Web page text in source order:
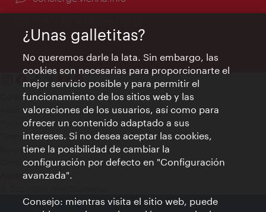
Contacto
Aviso legal
Política de privacidad de datos
Terms of Use
Accesibilidad
Contacto para la prensa
Ajustes de cookie
¿Unas galletitas?
No queremos darle la lata. Sin embargo, las
cookies son necesarias para proporcionarte el
mejor servicio posible y para permitir el
funcionamiento de los sitios web y las
valoraciones de los usuarios, así como para
ofrecer un contenido adaptado a sus
intereses. Si no desea aceptar las cookies,
tiene la posibilidad de cambiar la
configuración por defecto en "Configuración
avanzada".
Consejo: mientras visita el sitio web, puede